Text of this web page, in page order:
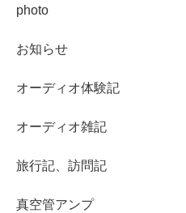
photo
お知らせ
オーディオ体験記
オーディオ雑記
旅行記、訪問記
真空管アンプ